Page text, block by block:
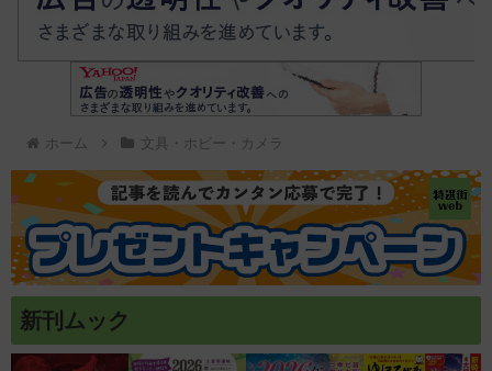
ホーム 文具・ホビー・カメラ
新刊ムック